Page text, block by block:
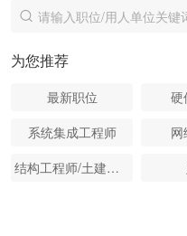
为您推荐
最新职位 硬
系统集成工程师
结构工程师/土建工程师